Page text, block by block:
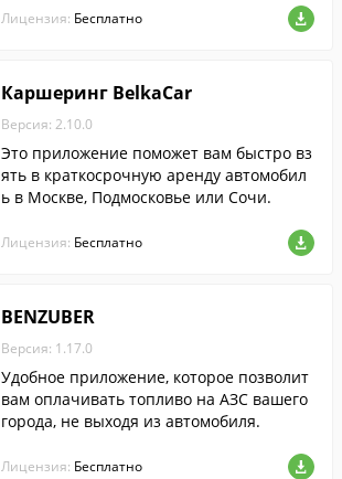
Лицензия: Бесплатно
Каршеринг BelkaCar
Версия: 2.10.0
Это приложение поможет вам быстро вз
ять в краткосрочную аренду автомобил
ь в Москве, Подмосковье или Сочи.
Лицензия: Бесплатно
BENZUBER
Версия: 1.17.0
Удобное приложение, которое позволит
вам оплачивать топливо на АЗС вашего
города, не выходя из автомобиля.
Лицензия: Бесплатно